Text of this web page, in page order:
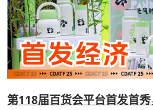
第118届百货会平台首发首